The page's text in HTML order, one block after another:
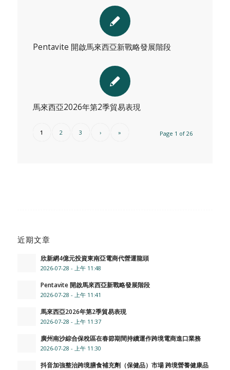
Pentavite 開啟馬來西亞新戰略發展階段
馬來西亞2026年第2季貿易表現
Page 1 of 26
1 2 3 › »
近期文章
欣新網4億元投資東南亞電商代營運龍頭
2026-07-28 - 上午 11:48
Pentavite 開啟馬來西亞新戰略發展階段
2026-07-28 - 上午 11:41
馬來西亞2026年第2季貿易表現
2026-07-28 - 上午 11:37
廣州南沙綜合保稅區在春節期間持續運作跨境電商進口業務
2026-07-28 - 上午 11:30
抖音加強整治跨境膳食補充劑（保健品）市場 跨境營養健康品